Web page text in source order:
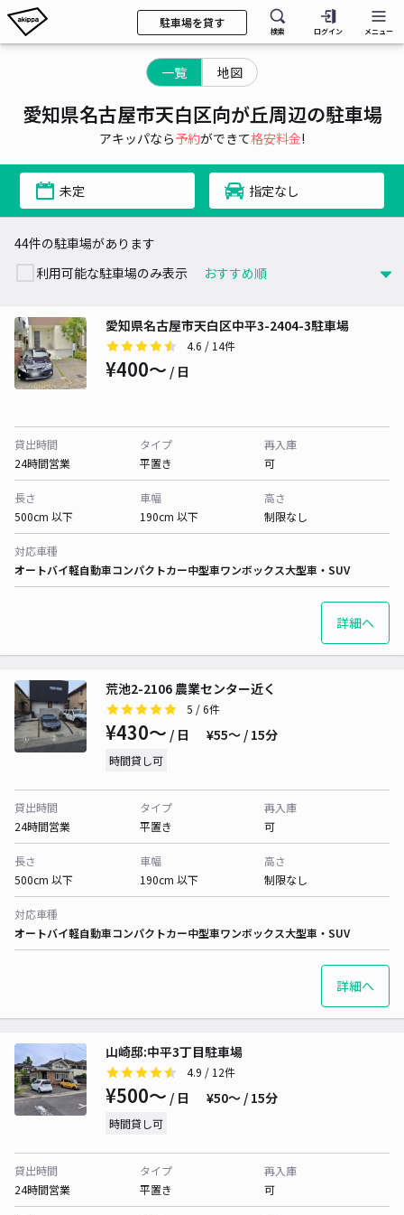
駐車場を貸す
検索 ログイン メニュー
一覧 地図
愛知県名古屋市天白区向が丘周辺の駐車場
アキッパなら予約ができて格安料金!
未定 指定なし
44件の駐車場があります
利用可能な駐車場のみ表示
愛知県名古屋市天白区中平3-2404-3駐車場
4.6 / 14件
¥400〜 / 日
貸出時間
24時間営業
タイプ
平置き
再入庫
可
長さ
500cm 以下
車幅
190cm 以下
高さ
制限なし
対応車種
オートバイ軽自動車コンパクトカー中型車ワンボックス大型車・SUV
詳細へ
荒池2-2106 農業センター近く
5 / 6件
¥430〜 / 日 ¥55〜 / 15分
時間貸し可
貸出時間
24時間営業
タイプ
平置き
再入庫
可
長さ
500cm 以下
車幅
190cm 以下
高さ
制限なし
対応車種
オートバイ軽自動車コンパクトカー中型車ワンボックス大型車・SUV
詳細へ
山崎邸:中平3丁目駐車場
4.9 / 12件
¥500〜 / 日 ¥50〜 / 15分
時間貸し可
貸出時間
24時間営業
タイプ
平置き
再入庫
可